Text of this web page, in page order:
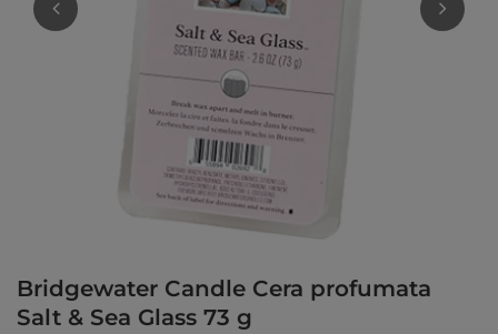
Bridgewater Candle Cera profumata
Salt & Sea Glass 73 g